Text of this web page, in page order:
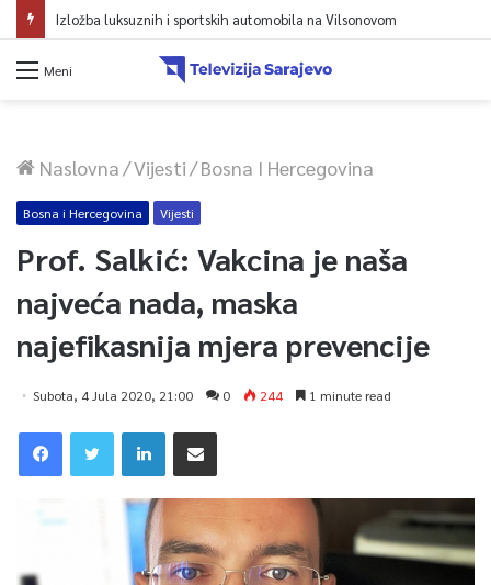
Izložba luksuznih i sportskih automobila na Vilsonovom
Meni
Naslovna/Vijesti/Bosna I Hercegovina
Bosna i Hercegovina Vijesti
Prof. Salkić: Vakcina je naša
najveća nada, maska
najefikasnija mjera prevencije
Subota, 4 Jula 2020, 21:00 0 244 1 minute read